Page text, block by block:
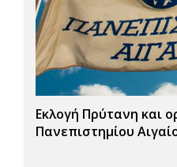
Εκλογή Πρύτανη και
Πανεπιστημίου